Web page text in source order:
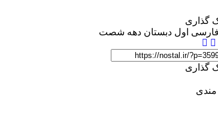
گذاری
اول دبستان دهه شصت
گذاری
مندی